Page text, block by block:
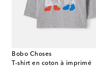
Bobo Choses
T-shirt en coton à imprimé